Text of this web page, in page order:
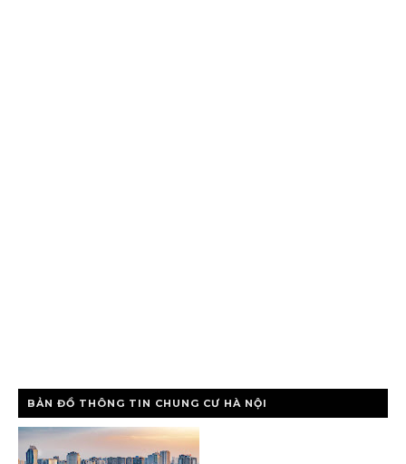
BẢN ĐỒ THÔNG TIN CHUNG CƯ HÀ NỘI